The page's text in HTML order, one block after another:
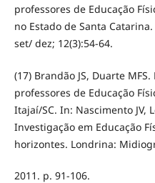
professores de Educação
no Estado de Santa
set/ dez; 12(3):54-64.
(17) Brandão JS, Duarte
professores de Educação
Itajaí/SC. In: Nascimento JV,
Investigação em Educação
horizontes. Londrina:
2011. p. 91-106.